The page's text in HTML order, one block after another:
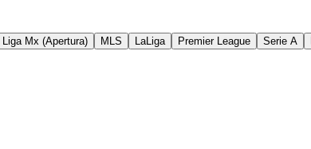
Liga Mx (Apertura) MLS LaLiga Premier League Serie A